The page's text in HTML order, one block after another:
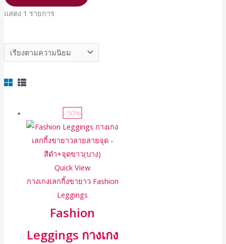
แสดง 1 รายการ
-50%
Quick View
กางเกงเลกกิ้งขายาว Fashion
Leggings
Fashion
Leggings กางเกง